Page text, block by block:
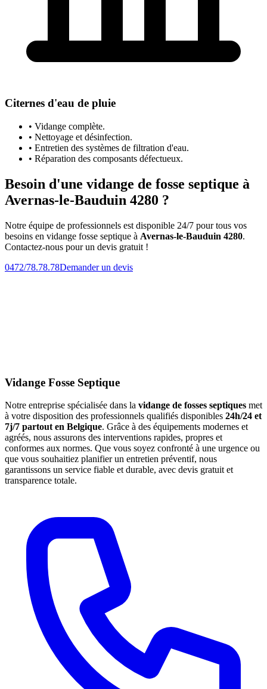
Citernes d'eau de pluie
• Vidange complète.
• Nettoyage et désinfection.
• Entretien des systèmes de filtration d'eau.
• Réparation des composants défectueux.
Besoin d'une vidange de fosse septique à
Avernas-le-Bauduin 4280 ?
Notre équipe de professionnels est disponible 24/7 pour tous vos
besoins en vidange fosse septique à Avernas-le-Bauduin 4280.
Contactez-nous pour un devis gratuit !
0472/78.78.78Demander un devis
Vidange Fosse Septique
Notre entreprise spécialisée dans la vidange de fosses septiques met
à votre disposition des professionnels qualifiés disponibles 24h/24 et
7j/7 partout en Belgique. Grâce à des équipements modernes et
agréés, nous assurons des interventions rapides, propres et
conformes aux normes. Que vous soyez confronté à une urgence ou
que vous souhaitiez planifier un entretien préventif, nous
garantissons un service fiable et durable, avec devis gratuit et
transparence totale.